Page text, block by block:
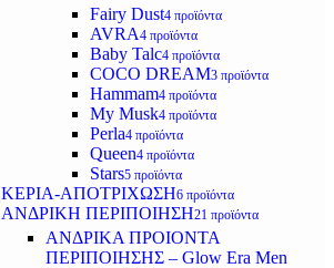
Fairy Dust4 προϊόντα
AVRA4 προϊόντα
Baby Talc4 προϊόντα
COCO DREAM3 προϊόντα
Hammam4 προϊόντα
My Musk4 προϊόντα
Perla4 προϊόντα
Queen4 προϊόντα
Stars5 προϊόντα
ΚΕΡΙΑ-ΑΠΟΤΡΙΧΩΣΗ6 προϊόντα
ΑΝΔΡΙΚΗ ΠΕΡΙΠΟΙΗΣΗ21 προϊόντα
ΑΝΔΡΙΚΑ ΠΡΟΙΟΝΤΑ
ΠΕΡΙΠΟΙΗΣΗΣ – Glow Era Men